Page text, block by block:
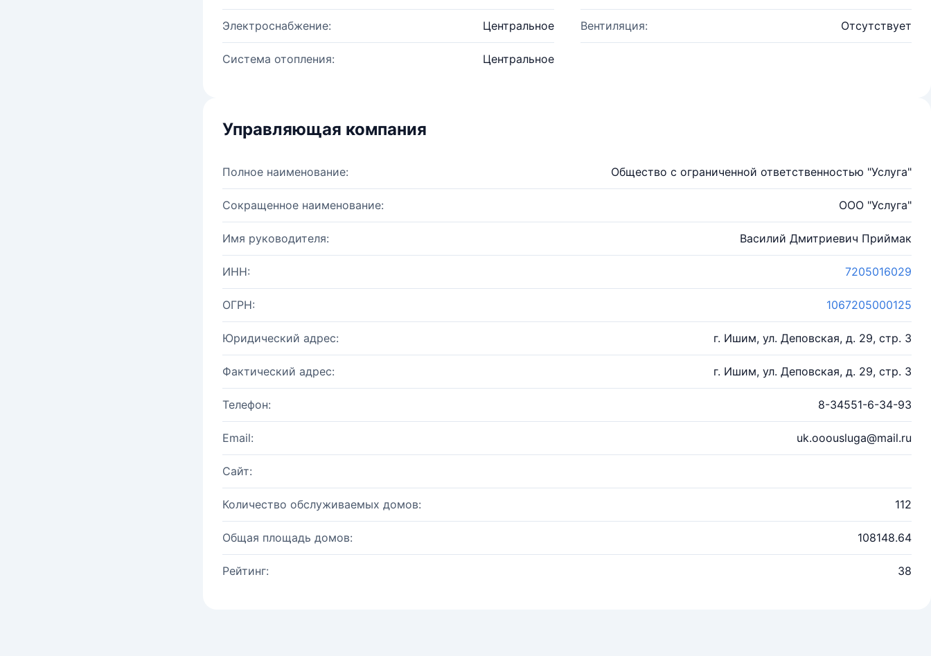
Электроснабжение: Центральное Вентиляция: Отсутствует
Система отопления: Центральное
Управляющая компания
Полное наименование: Общество с ограниченной ответственностью "Услуга"
Сокращенное наименование: ООО "Услуга"
Имя руководителя: Василий Дмитриевич Приймак
ИНН: 7205016029
ОГРН: 1067205000125
Юридический адрес: г. Ишим, ул. Деповская, д. 29, стр. 3
Фактический адрес: г. Ишим, ул. Деповская, д. 29, стр. 3
Телефон: 8-34551-6-34-93
Email: uk.ooousluga@mail.ru
Сайт:
Количество обслуживаемых домов: 112
Общая площадь домов: 108148.64
Рейтинг: 38